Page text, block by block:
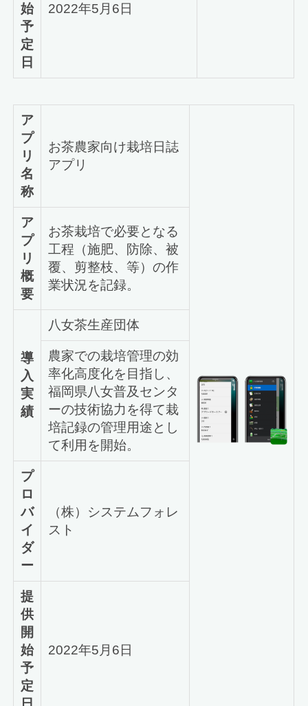
始
予
定
日
2022年5月6日
ア
プ
リ
名
称
お茶農家向け栽培日誌
アプリ
ア
プ
リ
概
要
お茶栽培で必要となる
工程（施肥、防除、被
覆、剪整枝、等）の作
業状況を記録。
導
入
実
績
八女茶生産団体
農家での栽培管理の効
率化高度化を目指し、
福岡県八女普及センタ
ーの技術協力を得て栽
培記録の管理用途とし
て利用を開始。
プ
ロ
バ
イ
ダ
ー
（株）システムフォレ
スト
提
供
開
始
予
定
2022年5月6日